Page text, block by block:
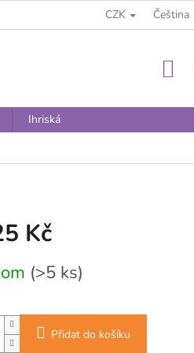
CZK Čeština
Ihriská
Kč
(>5 ks)
Přidat do košíku